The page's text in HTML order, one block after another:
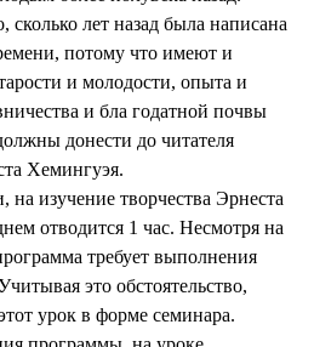
лет назад была написана
потому что имеют и
и молодости, опыта и
и бла годатной почвы
донести до читателя
Хемингуэя.
изучение творчества Эрнеста
отводится 1 час. Несмотря на
требует выполнения
это обстоятельство,
урок в форме семинара.